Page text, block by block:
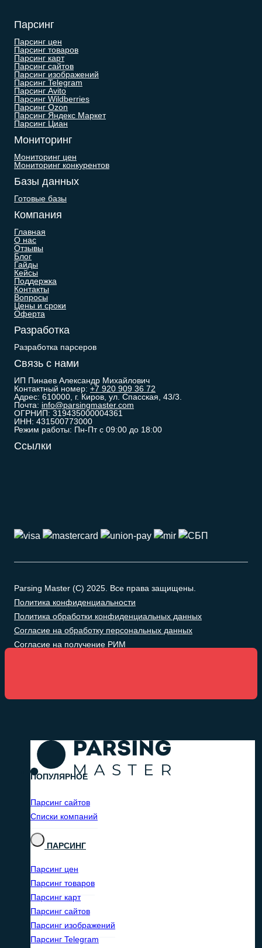
Парсинг
Парсинг цен
Парсинг товаров
Парсинг карт
Парсинг сайтов
Парсинг изображений
Парсинг Telegram
Парсинг Avito
Парсинг Wildberries
Парсинг Ozon
Парсинг Яндекс Маркет
Парсинг Циан
Мониторинг
Мониторинг цен
Мониторинг конкурентов
Базы данных
Готовые базы
Компания
Главная
О нас
Отзывы
Блог
Гайды
Кейсы
Поддержка
Контакты
Вопросы
Цены и сроки
Оферта
Разработка
Разработка парсеров
Связь с нами
ИП Пинаев Александр Михайлович
Контактный номер: +7 920 909 36 72
Адрес: 610000, г. Киров, ул. Спасская, 43/3.
Почта: info@parsingmaster.com
ОГРНИП: 319435000004361
ИНН: 431500773000
Режим работы: Пн-Пт с 09:00 до 18:00
Ссылки
Parsing Master (C) 2025. Все права защищены.
Политика конфиденциальности
Политика обработки конфиденциальных данных
Согласие на обработку персональных данных
Согласие на получение РИМ
ПОПУЛЯРНОЕ
Парсинг сайтов
Списки компаний
ПАРСИНГ
Парсинг цен
Парсинг товаров
Парсинг карт
Парсинг сайтов
Парсинг изображений
Парсинг Telegram